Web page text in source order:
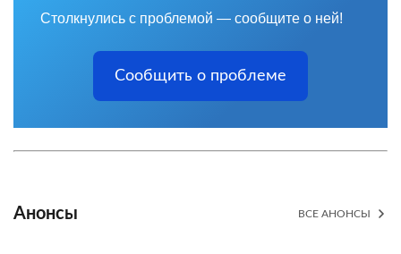
Столкнулись с проблемой — сообщите о ней!
Сообщить о проблеме
Анонсы ВСЕ АНОНСЫ